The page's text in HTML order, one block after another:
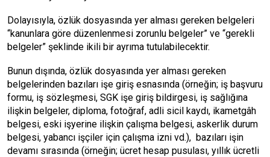
Dolayısıyla, özlük dosyasında yer alması gereken belgeleri
“kanunlara göre düzenlenmesi zorunlu belgeler” ve “gerekli
belgeler” şeklinde ikili bir ayrıma tutulabilecektir.
Bunun dışında, özlük dosyasında yer alması gereken
belgelerinden bazıları işe giriş esnasında (örneğin; iş başvuru
formu, iş sözleşmesi, SGK işe giriş bildirgesi, iş sağlığına
ilişkin belgeler, diploma, fotoğraf, adli sicil kaydı, ikametgâh
belgesi, eski işyerine ilişkin çalışma belgesi, askerlik durum
belgesi, yabancı işçiler için çalışma izni vd.), bazıları işin
devamı sırasında (örneğin; ücret hesap pusulası, yıllık ücretli